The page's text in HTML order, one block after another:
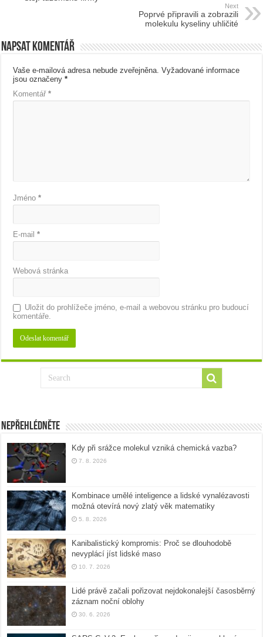
Next
Poprvé připravili a zobrazili
molekulu kyseliny uhličité
Napsat komentář
Vaše e-mailová adresa nebude zveřejněna. Vyžadované informace
jsou označeny*
Komentář*
Jméno*
E-mail*
Webová stránka
Uložit do prohlížeče jméno, e-mail a webovou stránku pro budoucí
komentáře.
Nepřehlédněte
Kdy při srážce molekul vzniká chemická vazba?
7. 8. 2026
Kombinace umělé inteligence a lidské vynalézavosti
možná otevírá nový zlatý věk matematiky
5. 8. 2026
Kanibalistický kompromis: Proč se dlouhodobě
nevyplácí jíst lidské maso
10. 7. 2026
Lidé právě začali pořizovat nejdokonalejší časosběrný
záznam noční oblohy
30. 6. 2026